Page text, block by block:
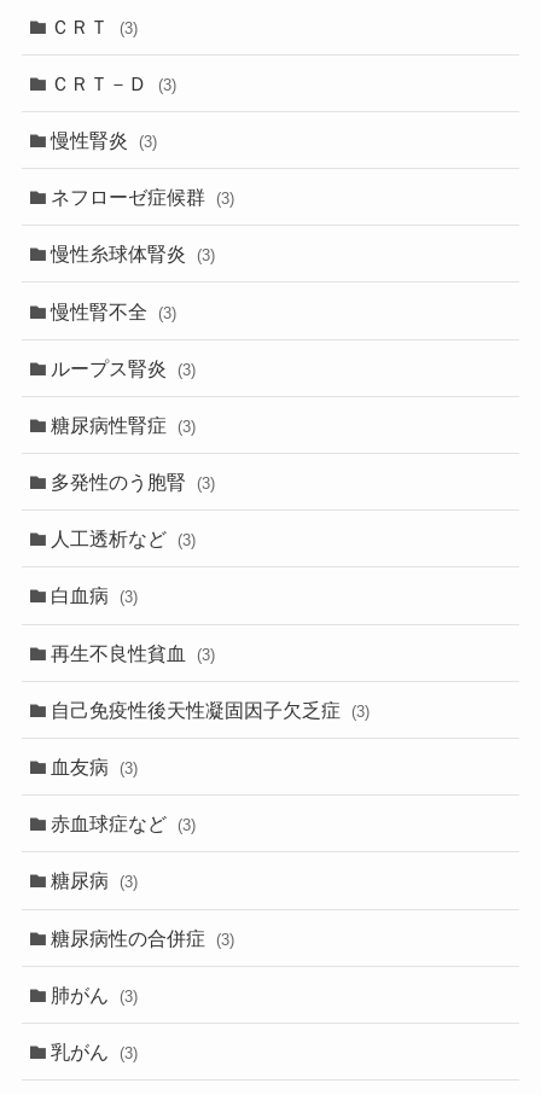
ＣＲＴ (3)
ＣＲＴ－Ｄ (3)
慢性腎炎 (3)
ネフローゼ症候群 (3)
慢性糸球体腎炎 (3)
慢性腎不全 (3)
ループス腎炎 (3)
糖尿病性腎症 (3)
多発性のう胞腎 (3)
人工透析など (3)
白血病 (3)
再生不良性貧血 (3)
自己免疫性後天性凝固因子欠乏症 (3)
血友病 (3)
赤血球症など (3)
糖尿病 (3)
糖尿病性の合併症 (3)
肺がん (3)
乳がん (3)